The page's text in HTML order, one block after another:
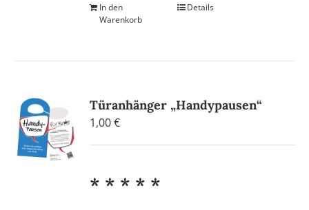
In den
Warenkorb
Details
Türanhänger „Handypausen“
1,00€
* * * * *